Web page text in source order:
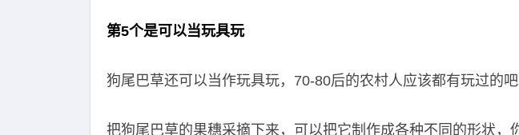
第5个是可以当玩具玩
狗尾巴草还可以当作玩具玩，70-80后的农村人应该都有玩过的吧
把狗尾巴草的果穗采摘下来，可以把它制作成各种不同的形状，